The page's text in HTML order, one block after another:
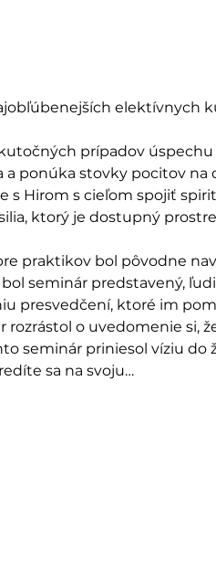
elektívnych
prípadov
ponúka stovky pocitov na
s Hirom s cieľom spojiť
ktorý je dostupný
praktikov bol pôvodne
seminár predstavený,
presvedčení, ktoré im
o uvedomenie si,
seminár priniesol víziu do
sa na svoju…